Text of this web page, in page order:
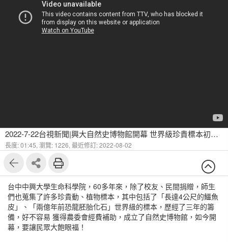
2022-7-22台視新聞|興大自然史博物館開幕 世界級珍貴標本初亮相
長度: 01:45, 瀏覽: 1226, 最近修訂: 2022-08-02
台中中興大學生命科學院，60多年來，除了校友、民間捐贈，師生
們也蒐集了許多珍貴動、植物標本，其中包括了「長達4公尺的鱷魚
皮」、「兩億年前恐龍胚胎化石」世界級的標本，歷經了三年的籌
備，好不容易 獲得農委會經費補助，成立了自然史博物館，如今開
幕，要讓民眾大飽眼福！